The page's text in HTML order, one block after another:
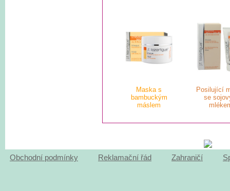
Maska s
bambuckým
máslem
Posilující
se
Obchodní podmínky Reklamační řád Zahraničí